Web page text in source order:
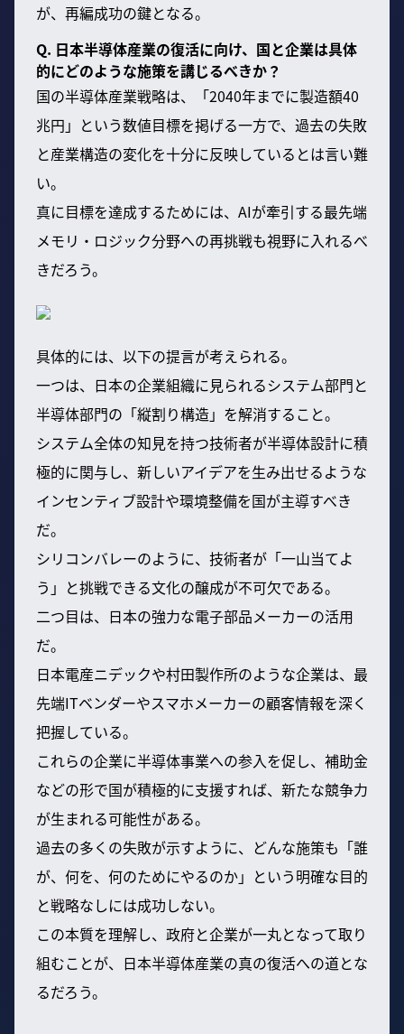
が、再編成功の鍵となる。
Q. 日本半導体産業の復活に向け、国と企業は具体
的にどのような施策を講じるべきか？
国の半導体産業戦略は、「2040年までに製造額40
兆円」という数値目標を掲げる一方で、過去の失敗
と産業構造の変化を十分に反映しているとは言い難
い。
真に目標を達成するためには、AIが牽引する最先端
メモリ・ロジック分野への再挑戦も視野に入れるべ
きだろう。
具体的には、以下の提言が考えられる。
一つは、日本の企業組織に見られるシステム部門と
半導体部門の「縦割り構造」を解消すること。
システム全体の知見を持つ技術者が半導体設計に積
極的に関与し、新しいアイデアを生み出せるような
インセンティブ設計や環境整備を国が主導すべき
だ。
シリコンバレーのように、技術者が「一山当てよ
う」と挑戦できる文化の醸成が不可欠である。
二つ目は、日本の強力な電子部品メーカーの活用
だ。
日本電産ニデックや村田製作所のような企業は、最
先端ITベンダーやスマホメーカーの顧客情報を深く
把握している。
これらの企業に半導体事業への参入を促し、補助金
などの形で国が積極的に支援すれば、新たな競争力
が生まれる可能性がある。
過去の多くの失敗が示すように、どんな施策も「誰
が、何を、何のためにやるのか」という明確な目的
と戦略なしには成功しない。
この本質を理解し、政府と企業が一丸となって取り
組むことが、日本半導体産業の真の復活への道とな
るだろう。